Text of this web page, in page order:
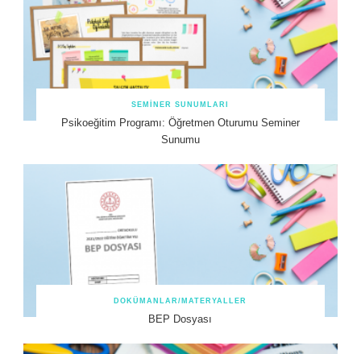
SEMINER SUNUMLARI
Psikoeğitim Programı: Öğretmen Oturumu Seminer
Sunumu
DOKÜMANLAR/MATERYALLER
BEP Dosyası